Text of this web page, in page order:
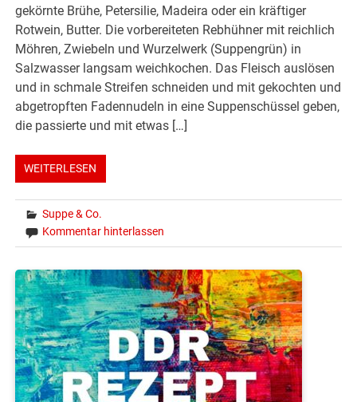
gekörnte Brühe, Petersilie, Madeira oder ein kräftiger
Rotwein, Butter. Die vorbereiteten Rebhühner mit reichlich
Möhren, Zwiebeln und Wurzelwerk (Suppengrün) in
Salzwasser langsam weichkochen. Das Fleisch auslösen
und in schmale Streifen schneiden und mit gekochten und
abgetropften Fadennudeln in eine Suppenschüssel geben,
die passierte und mit etwas […]
WEITERLESEN
Suppe & Co.
Kommentar hinterlassen